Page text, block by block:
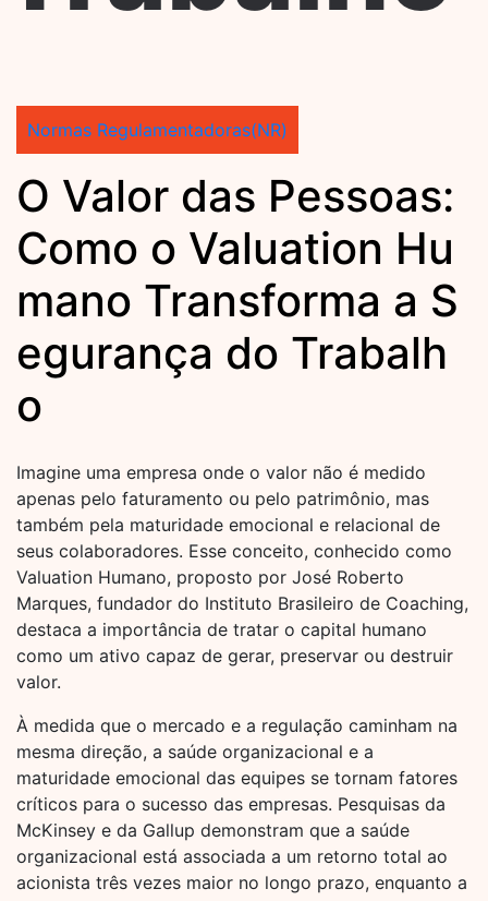
Normas Regulamentadoras(NR)
O Valor das Pessoas:
Como o Valuation Hu
mano Transforma a S
egurança do Trabalh
o
Imagine uma empresa onde o valor não é medido
apenas pelo faturamento ou pelo patrimônio, mas
também pela maturidade emocional e relacional de
seus colaboradores. Esse conceito, conhecido como
Valuation Humano, proposto por José Roberto
Marques, fundador do Instituto Brasileiro de Coaching,
destaca a importância de tratar o capital humano
como um ativo capaz de gerar, preservar ou destruir
valor.
À medida que o mercado e a regulação caminham na
mesma direção, a saúde organizacional e a
maturidade emocional das equipes se tornam fatores
críticos para o sucesso das empresas. Pesquisas da
McKinsey e da Gallup demonstram que a saúde
organizacional está associada a um retorno total ao
acionista três vezes maior no longo prazo, enquanto a